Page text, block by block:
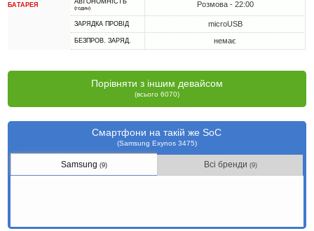
БАТАРЕЯ АВТОНОМНІСТЬ
(годин) Розмова - 22:00
ЗАРЯДКА ПРОВІД microUSB
БЕЗПРОВ. ЗАРЯД. немає
Порівняти з іншим девайсом
(всього 6070)
Смартфони на такій же SoC
(Samsung Exynos 3475)
Samsung(9) Всі бренди (9)